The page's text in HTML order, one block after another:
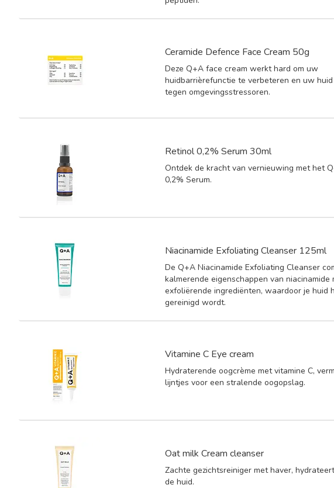
Ceramide Defence Face Cream 50g
Deze Q+A face cream werkt hard om uw
huidbarrièrefunctie te verbeteren en uw
tegen omgevingsstressoren.
Retinol 0,2% Serum 30ml
Ontdek de kracht van vernieuwing met het
0,2% Serum.
Niacinamide Exfoliating Cleanser 125ml
De Q+A Niacinamide Exfoliating Cleanser
kalmerende eigenschappen van niacinamide
exfoliërende ingrediënten, waardoor je huid
gereinigd wordt.
Vitamine C Eye cream
Hydraterende oogcrème met vitamine C,
lijntjes voor een stralende oogopslag.
Oat milk Cream cleanser
Zachte gezichtsreiniger met haver,
de huid.